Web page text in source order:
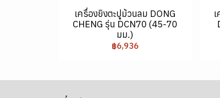
เครื่องยิงตะปูม้วนลม DONG
CHENG รุ่น DCN70 (45-70
มม.)
฿6,936